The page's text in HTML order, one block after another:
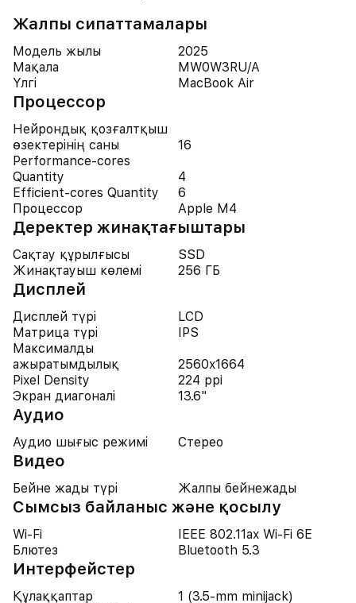
Жалпы сипаттамалары
Модель жылы
2025
Мақала
MW0W3RU/A
Үлгі
MacBook Air
Процессор
Нейрондық қозғалтқыш
өзектерінің саны
16
Performance-cores
Quantity
4
Efficient-cores Quantity
6
Процессор
Apple M4
Деректер жинақтағыштары
Сақтау құрылғысы
SSD
Жинақтауыш көлемі
256 ГБ
Дисплей
Дисплей түрі
LCD
Матрица түрі
IPS
Максималды
ажыратымдылық
2560x1664
Pixel Density
224 ppi
Экран диагоналі
13.6"
Аудио
Аудио шығыс режимі Стерео
Видео
Бейне жады түрі Жалпы бейнежады
Сымсыз байланыс және қосылу
Wi-Fi
IEEE 802.11ax Wi-Fi 6E
Блютез
Bluetooth 5.3
Интерфейстер
Құлаққаптар
1 (3.5-mm minijack)